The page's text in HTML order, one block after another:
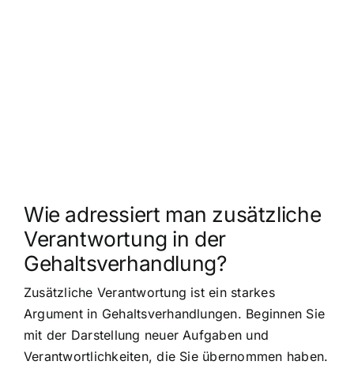
Wie adressiert man zusätzliche
Verantwortung in der
Gehaltsverhandlung?
Zusätzliche Verantwortung ist ein starkes
Argument in Gehaltsverhandlungen. Beginnen Sie
mit der Darstellung neuer Aufgaben und
Verantwortlichkeiten, die Sie übernommen haben.